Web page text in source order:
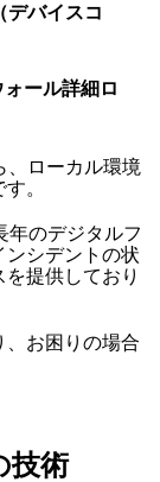
デバイスコ
ール詳細ロ
、ローカル環境
。
年のデジタルフ
ンシデントの状
提供しており
、お困りの場合
技術